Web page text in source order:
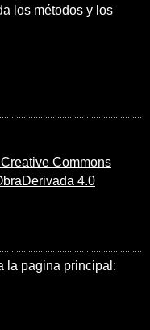
los métodos y los
Commons
4.0
la pagina principal: